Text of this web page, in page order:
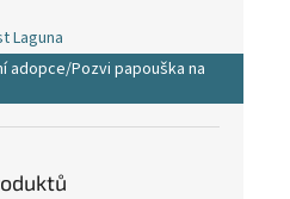
Laguna
adopce/Pozvi papouška na